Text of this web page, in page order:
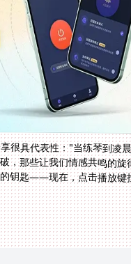
很具代表性："当练琴到凌
钥匙——现在，点击播放键